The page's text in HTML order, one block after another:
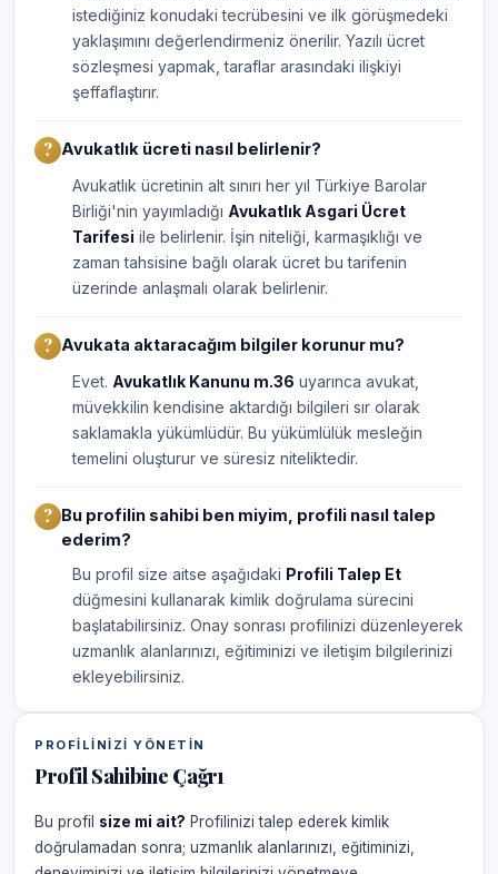
istediğiniz konudaki tecrübesini ve ilk görüşmedeki
yaklaşımını değerlendirmeniz önerilir. Yazılı ücret
sözleşmesi yapmak, taraflar arasındaki ilişkiyi
şeffaflaştırır.
Avukatlık ücreti nasıl belirlenir?
Avukatlık ücretinin alt sınırı her yıl Türkiye Barolar
Birliği'nin yayımladığı Avukatlık Asgari Ücret
Tarifesi ile belirlenir. İşin niteliği, karmaşıklığı ve
zaman tahsisine bağlı olarak ücret bu tarifenin
üzerinde anlaşmalı olarak belirlenir.
Avukata aktaracağım bilgiler korunur mu?
Evet. Avukatlık Kanunu m.36 uyarınca avukat,
müvekkilin kendisine aktardığı bilgileri sır olarak
saklamakla yükümlüdür. Bu yükümlülük mesleğin
temelini oluşturur ve süresiz niteliktedir.
Bu profilin sahibi ben miyim, profili nasıl talep
ederim?
Bu profil size aitse aşağıdaki Profili Talep Et
düğmesini kullanarak kimlik doğrulama sürecini
başlatabilirsiniz. Onay sonrası profilinizi düzenleyerek
uzmanlık alanlarınızı, eğitiminizi ve iletişim bilgilerinizi
ekleyebilirsiniz.
PROFILINIZI YÖNETIN
Profil Sahibine Çağrı
Bu profil size mi ait? Profilinizi talep ederek kimlik
doğrulamadan sonra; uzmanlık alanlarınızı, eğitiminizi,